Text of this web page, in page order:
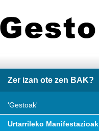
Zer izan ote zen BAK?
'Gestoak'
Urtarrileko Manifestazioak